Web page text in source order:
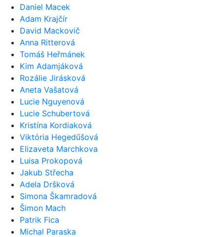
Daniel Macek
Adam Krajčír
David Mackovič
Anna Ritterová
Tomáš Heřmánek
Kim Adamjáková
Rozálie Jirásková
Aneta Vašatová
Lucie Nguyenová
Lucie Schubertová
Kristína Kordiaková
Viktória Hegedűšová
Elizaveta Marchkova
Luisa Prokopová
Jakub Střecha
Adela Dršková
Simona Škamradová
Šimon Mach
Patrik Fica
Michal Paraska